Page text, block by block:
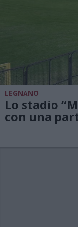
LEGNANO
Lo stadio
con una